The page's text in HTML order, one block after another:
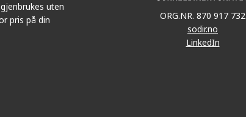
uten
pris på din
ORG.NR. 870 917 732
sodir.no
LinkedIn